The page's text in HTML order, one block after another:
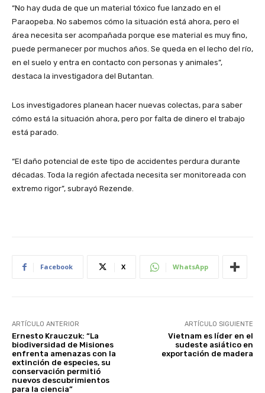
“No hay duda de que un material tóxico fue lanzado en el
Paraopeba. No sabemos cómo la situación está ahora, pero el
área necesita ser acompañada porque ese material es muy fino,
puede permanecer por muchos años. Se queda en el lecho del río,
en el suelo y entra en contacto con personas y animales”,
destaca la investigadora del Butantan.
Los investigadores planean hacer nuevas colectas, para saber
cómo está la situación ahora, pero por falta de dinero el trabajo
está parado.
“El daño potencial de este tipo de accidentes perdura durante
décadas. Toda la región afectada necesita ser monitoreada con
extremo rigor”, subrayó Rezende.
Facebook X WhatsApp
ARTÍCULO ANTERIOR
Ernesto Krauczuk: “La
biodiversidad de Misiones
enfrenta amenazas con la
extinción de especies, su
conservación permitió
nuevos descubrimientos
para la ciencia”
ARTÍCULO SIGUIENTE
Vietnam es líder en el
sudeste asiático en
exportación de madera